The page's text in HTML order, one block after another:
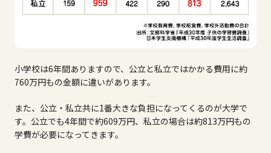
小学校は6年間ありますので、公立と私立ではかかる費用に約
760万円もの金額に違いがあります。
また、公立・私立共に1番大きな負担になってくるのが大学で
す。公立でも4年間で約609万円、私立の場合は約813万円もの
学費が必要になってきます。